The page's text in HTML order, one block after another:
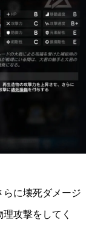
に壊死ダメージ
攻撃をしてく